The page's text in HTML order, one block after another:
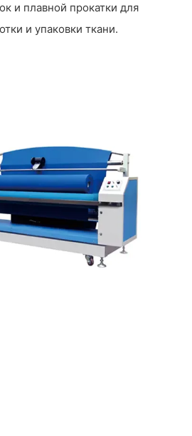
и плавной прокатки для
и упаковки ткани.